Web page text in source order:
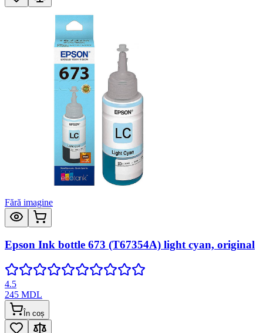
Fără imagine
Epson Ink bottle 673 (T67354A) light cyan, original
4.5
245 MDL
În coș